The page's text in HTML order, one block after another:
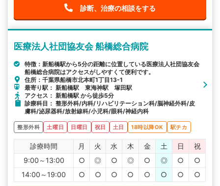
診断、治療の相談をする
医療法人社団協友会 船橋総合病院
特徴：新船橋駅から5分の距離に位置している医療法人社団協友会
船橋総合病院はアクセスがしやすくて便利です。
住所：千葉県船橋市北本町1丁目13-1
最寄り駅： 新船橋駅 東海神駅 塚田駅
アクセス： 新船橋駅 から徒歩5分
診療科目： 整形外科/内科/リハビリテーション科/脳神経外科/皮
膚科/泌尿器科/放射線科/小児科/眼科/神経内科
整形外科 土曜日 日曜日 祝日 土日 18時以降OK 駅チカ
診療時間 月 火 水 木 金 土 日
祝
9:00～13:00
○ ◎ ○ ◎ ○ ◎ ○
○
14:00～19:00
○ ○ ○ ○ ○ ○ ○ ○